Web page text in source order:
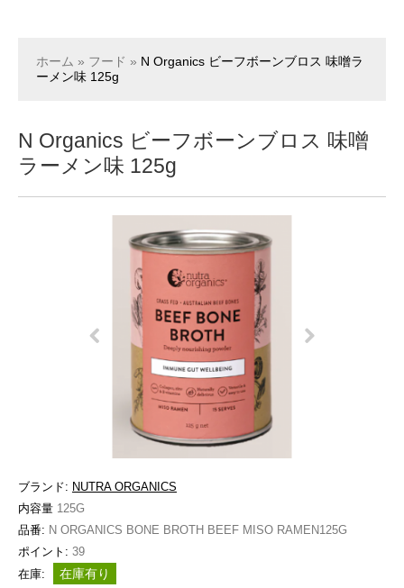
ホーム » フード » N Organics ビーフボーンブロス 味噌ラ
ーメン味 125g
N Organics ビーフボーンブロス 味噌
ラーメン味 125g
ブランド: NUTRA ORGANICS
内容量 125G
品番: N ORGANICS BONE BROTH BEEF MISO RAMEN125G
ポイント: 39
在庫:
在庫有り